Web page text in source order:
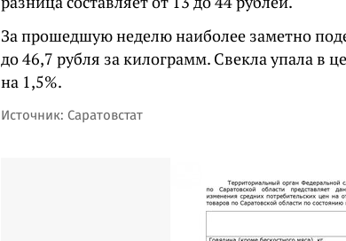
За прошедшую неделю наиболее заметно
до 46,7 рубля за килограмм. Свекла упала в
на 1,5%.
Источник: Саратовстат